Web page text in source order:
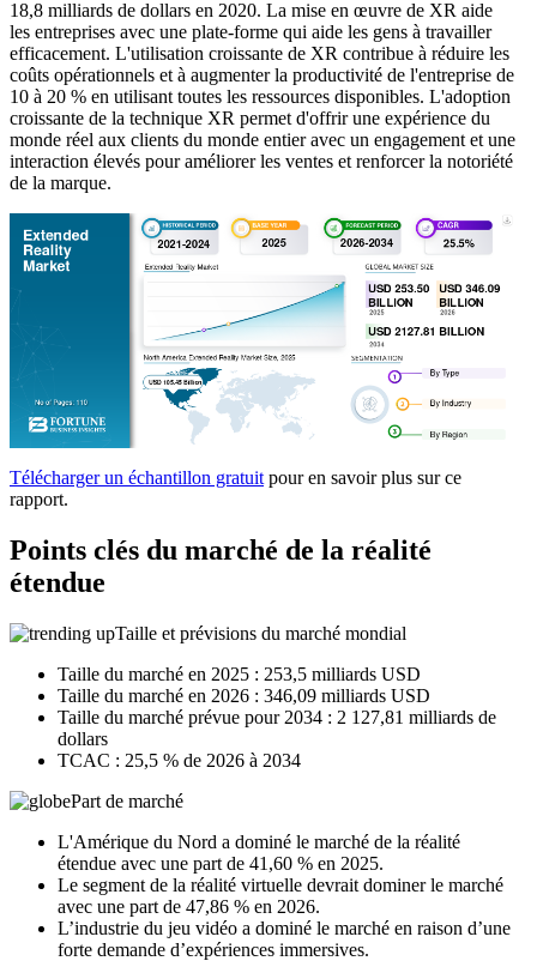
18,8 milliards de dollars en 2020. La mise en œuvre de XR aide
les entreprises avec une plate-forme qui aide les gens à travailler
efficacement. L'utilisation croissante de XR contribue à réduire les
coûts opérationnels et à augmenter la productivité de l'entreprise de
10 à 20 % en utilisant toutes les ressources disponibles. L'adoption
croissante de la technique XR permet d'offrir une expérience du
monde réel aux clients du monde entier avec un engagement et une
interaction élevés pour améliorer les ventes et renforcer la notoriété
de la marque.
Télécharger un échantillon gratuit pour en savoir plus sur ce
rapport.
Points clés du marché de la réalité
étendue
Taille et prévisions du marché mondial
Taille du marché en 2025 : 253,5 milliards USD
Taille du marché en 2026 : 346,09 milliards USD
Taille du marché prévue pour 2034 : 2 127,81 milliards de
dollars
TCAC : 25,5 % de 2026 à 2034
Part de marché
L'Amérique du Nord a dominé le marché de la réalité
étendue avec une part de 41,60 % en 2025.
Le segment de la réalité virtuelle devrait dominer le marché
avec une part de 47,86 % en 2026.
L’industrie du jeu vidéo a dominé le marché en raison d’une
forte demande d’expériences immersives.